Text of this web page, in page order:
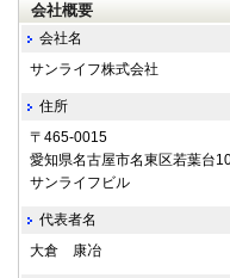
会社概要
会社名
サンライフ株式会社
住所
〒465-0015
愛知県名古屋市名東区若葉台
サンライフビル
代表者名
大倉 康冶